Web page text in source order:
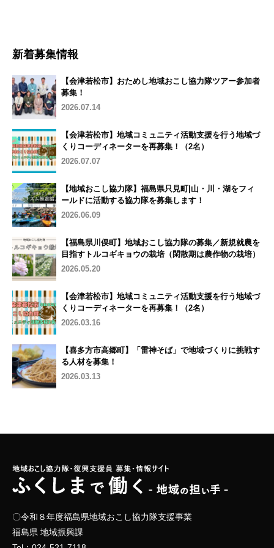
新着募集情報
【会津若松市】おためし地域おこし協力隊ツアー参加者
募集！
2026.07.14
【会津若松市】地域コミュニティ活動支援を行う地域づ
くりコーディネーターを再募集！（2名）
2026.07.07
【地域おこし協力隊】福島県只見町|山・川・湖をフィ
ールドに活動する協力隊を募集します！
2026.06.09
【福島県川俣町】地域おこし協力隊の募集／新規就農を
目指すトルコギキョウの栽培（閑散期は農作物の栽培）
2026.05.20
【会津若松市】地域コミュニティ活動支援を行う地域づ
くりコーディネーターを再募集！（2名）
2026.03.16
【喜多方市高郷町】「雷神そば」で地域づくりに挑戦す
る人材を募集！
2026.03.13
〇令和８年度福島県地域おこし協力隊支援事業
福島県 地域振興課